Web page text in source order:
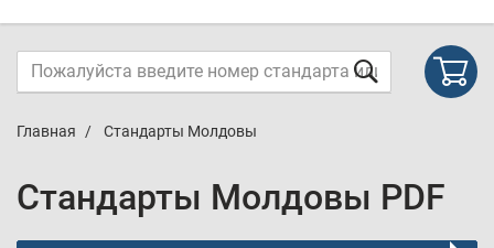
Главная Стандарты Молдовы
Стандарты Молдовы PDF